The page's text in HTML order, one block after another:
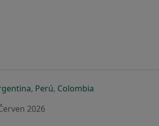
záložce
nové záložce
v nové záložce
se otevře v nové záložce
, Perúse otevře v nové záložce
, Colombiase otevře v nové
2026